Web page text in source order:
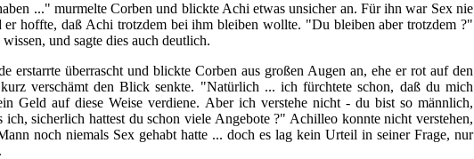
..." murmelte Corben und blickte Achi etwas unsicher an. Für ihn war Sex nie
er hoffte, daß Achi trotzdem bei ihm bleiben wollte. "Du bleiben aber trotzdem ?"
und sagte dies auch deutlich.
erstarrte überrascht und blickte Corben aus großen Augen an, ehe er rot auf den
verschämt den Blick senkte. "Natürlich ... ich fürchtete schon, daß du mich
Geld auf diese Weise verdiene. Aber ich verstehe nicht - du bist so männlich,
ich, sicherlich hattest du schon viele Angebote ?" Achilleo konnte nicht verstehen,
noch niemals Sex gehabt hatte ... doch es lag kein Urteil in seiner Frage, nur